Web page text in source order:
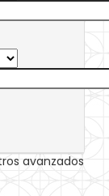
avanzados